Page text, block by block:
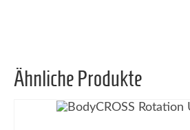
Ähnliche Produkte